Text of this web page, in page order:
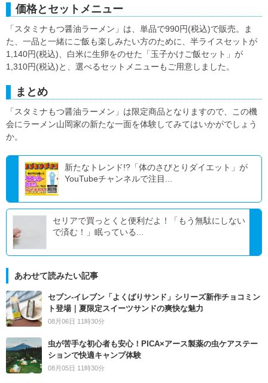
価格とセットメニュー
「スタミナもつ醤油ラーメン」は、単品で990円(税込)で販売。ま
た、一品と一緒にご飯も楽しみたい方のために、半ライスセットが
1,140円(税込)、白米に生卵をのせた「玉子かけご飯セット」が
1,310円(税込)と、選べるセットメニューもご用意しました。
まとめ
「スタミナもつ醤油ラーメン」は限定商品となりますので、この機
会にラーメン山岡家の新たな一面を体験してみてはいかがでしょう
か。
新たなトレンド!?「体のさびとりダイエット」が
YouTubeチャンネルで注目...
セリアで買っとくと便利だよ！「もう無駄にしない
で済む！」眠っている...
あわせて読みたい記事
セブン‐イレブン「よくばりサンド」シリーズ新作チョコミン
ト登場｜夏限定スイーツサンドの爽快な魅力
08月06日 11時30分
虫が苦手な初心者も安心！PICA×アース製薬の虫ケアステー
ションで快適キャンプ体験
08月05日 11時30分